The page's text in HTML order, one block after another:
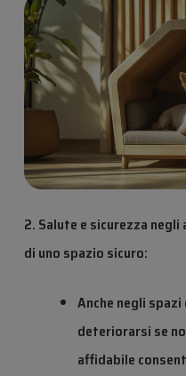
2. Salute e sicurezza
di uno spazio sicuro:
Anche negli
deteriorarsi se
affidabile